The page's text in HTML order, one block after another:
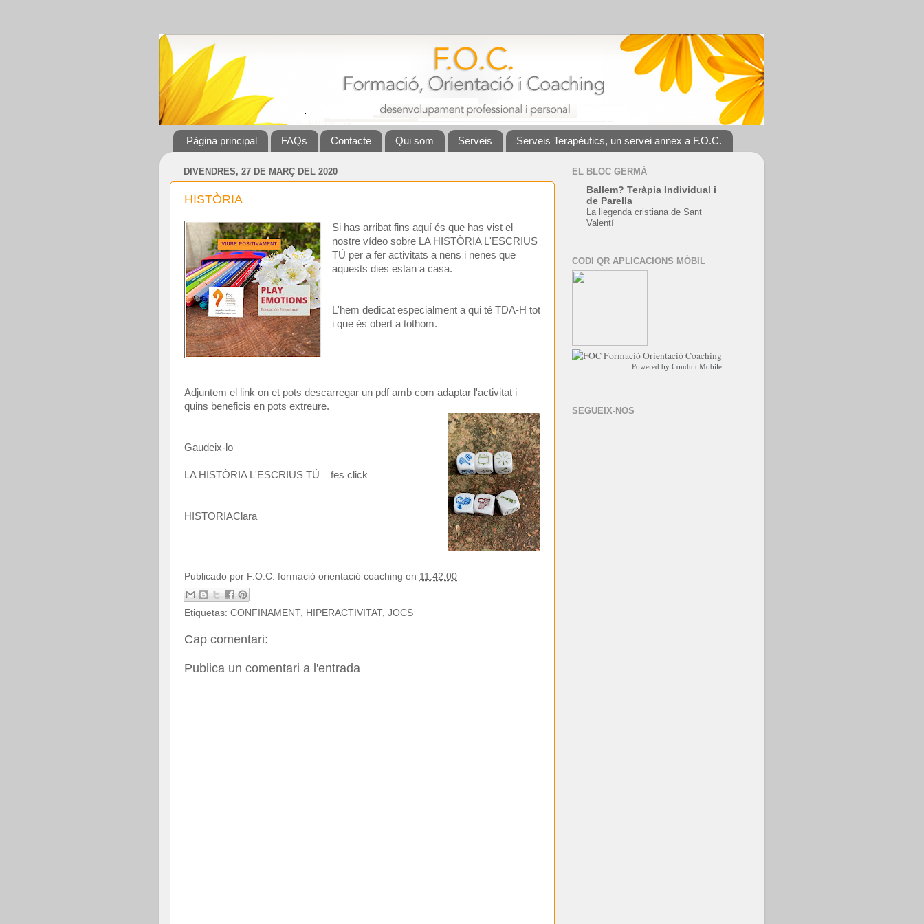
Pàgina principal FAQs Contacte Qui som Serveis Serveis Terapèutics, un servei annex a F.O.C.
DIVENDRES, 27 DE MARÇ DEL 2020
HISTÒRIA
Si has arribat fins aquí és que has vist el
nostre vídeo sobre LA HISTÒRIA L'ESCRIUS
TÚ per a fer activitats a nens i nenes que
aquests dies estan a casa.
L'hem dedicat especialment a qui té TDA-H tot
i que és obert a tothom.
Adjuntem el link on et pots descarregar un pdf amb com adaptar l'activitat i
quins beneficis en pots extreure.
Gaudeix-lo
LA HISTÒRIA L'ESCRIUS TÚ fes click
HISTORIAClara
Publicado por F.O.C. formació orientació coaching en 11:42:00
Etiquetas: CONFINAMENT, HIPERACTIVITAT, JOCS
Cap comentari:
Publica un comentari a l'entrada
EL BLOC GERMÀ
Ballem? Teràpia Individual i
de Parella
La llegenda cristiana de Sant
Valentí
CODI QR APLICACIONS MÒBIL
Powered by Conduit Mobile
SEGUEIX-NOS